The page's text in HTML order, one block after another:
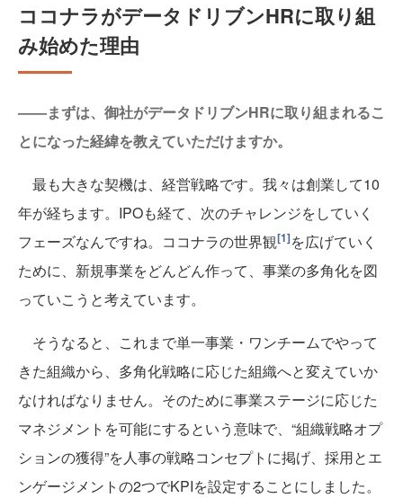
ココナラがデータドリブンHRに取り組
み始めた理由
——まずは、御社がデータドリブンHRに取り組まれるこ
とになった経緯を教えていただけますか。
最も大きな契機は、経営戦略です。我々は創業して10
年が経ちます。IPOも経て、次のチャレンジをしていく
フェーズなんですね。ココナラの世界観[1]を広げていく
ために、新規事業をどんどん作って、事業の多角化を図
っていこうと考えています。
そうなると、これまで単一事業・ワンチームでやって
きた組織から、多角化戦略に応じた組織へと変えていか
なければなりません。そのために事業ステージに応じた
マネジメントを可能にするという意味で、“組織戦略オプ
ションの獲得”を人事の戦略コンセプトに掲げ、採用とエ
ンゲージメントの2つでKPIを設定することにしました。